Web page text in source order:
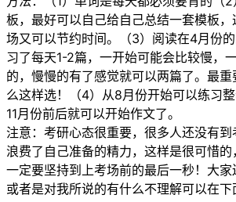
板，最好可以自己给自己总结一套模板
场又可以节约时间。（3）阅读在4月份
习了每天1-2篇，一开始可能会比较慢，
的，慢慢的有了感觉就可以两篇了。最
么这样选！（4）从8月份开始可以练习
11月份前后就可以开始作文了。
注意：考研心态很重要，很多人还没有
浪费了自己准备的精力，这样是很可惜
一定要坚持到上考场前的最后一秒！大家
或者是对我所说的有什么不理解可以在下